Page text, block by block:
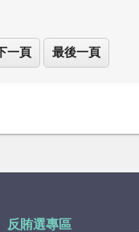
下一頁 最後一頁
反賄選專區